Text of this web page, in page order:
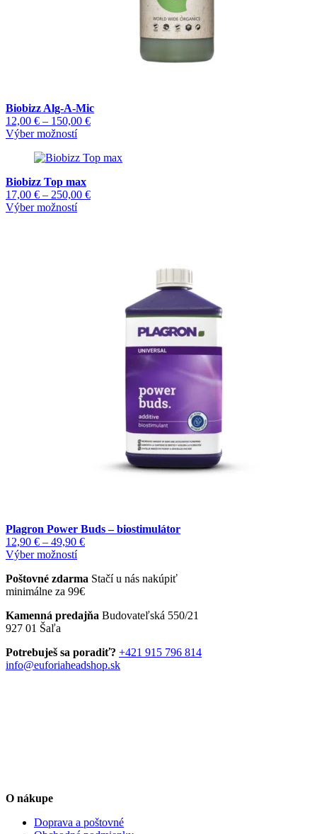
Biobizz Alg-A-Mic
12,00 € – 150,00 €Price
through
Výber možnostíTento
má
variantov.
Možnosti
si
Biobizz Top max
17,00 € – 250,00 €Price
Výber možnostíTento
Plagron Power Buds – biostimulátor
12,90 € – 49,90 €Price
through
49,90 €
Výber možnostíTento
má
viacero
Možnosti
vybrať
na
Poštovné zdarma Stačí u nás nakúpiť
minimálne za 99€
Kamenná predajňa Budovateľská 550/21
927 01 Šaľa
Potrebuješ sa poradiť? +421 915 796 814
info@euforiaheadshop.sk
O nákupe
Doprava a poštovné